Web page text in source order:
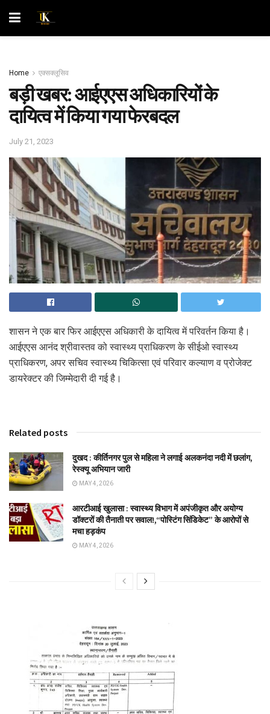
Home एक्सक्लूसिव
बड़ी खबर: आईएएस अधिकारियों के
दायित्व में किया गया फेरबदल
July 21, 2023
शासन ने एक बार फिर आईएएस अधिकारी के दायित्व में परिवर्तन किया है।
आईएएस आनंद श्रीवास्तव को स्वास्थ्य प्राधिकरण के सीईओ स्वास्थ्य
प्राधिकरण, अपर सचिव स्वास्थ्य चिकित्सा एवं परिवार कल्याण व प्रोजेक्ट
डायरेक्टर की जिम्मेदारी दी गई है।
Related posts
दुखद : कीर्तिनगर पुल से महिला ने लगाई अलकनंदा नदी में छलांग,
रेस्क्यू अभियान जारी
MAY 4, 2026
आरटीआई खुलासा : स्वास्थ्य विभाग में अपंजीकृत और अयोग्य
डॉक्टरों की तैनाती पर सवाल!,“पोस्टिंग सिंडिकेट” के आरोपों से
मचा हड़कंप
MAY 4, 2026